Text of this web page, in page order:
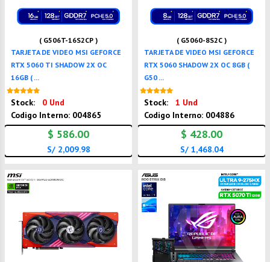
( G506T-16S2CP )
TARJETA DE VIDEO MSI GEFORCE
RTX 5060 TI SHADOW 2X OC
16GB ( ...
Stock:
0 Und
Codigo Interno: 004865
$ 586.00
S/ 2,009.98
( G5060-8S2C )
TARJETA DE VIDEO MSI GEFORCE
RTX 5060 SHADOW 2X OC 8GB (
G50 ...
Stock:
1 Und
Codigo Interno: 004886
$ 428.00
S/ 1,468.04